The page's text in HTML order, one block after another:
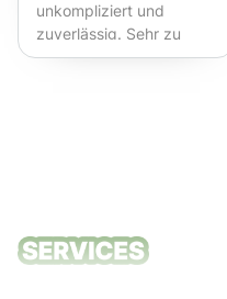
unkompliziert und
zuverlässig. Sehr zu
empfehlen!